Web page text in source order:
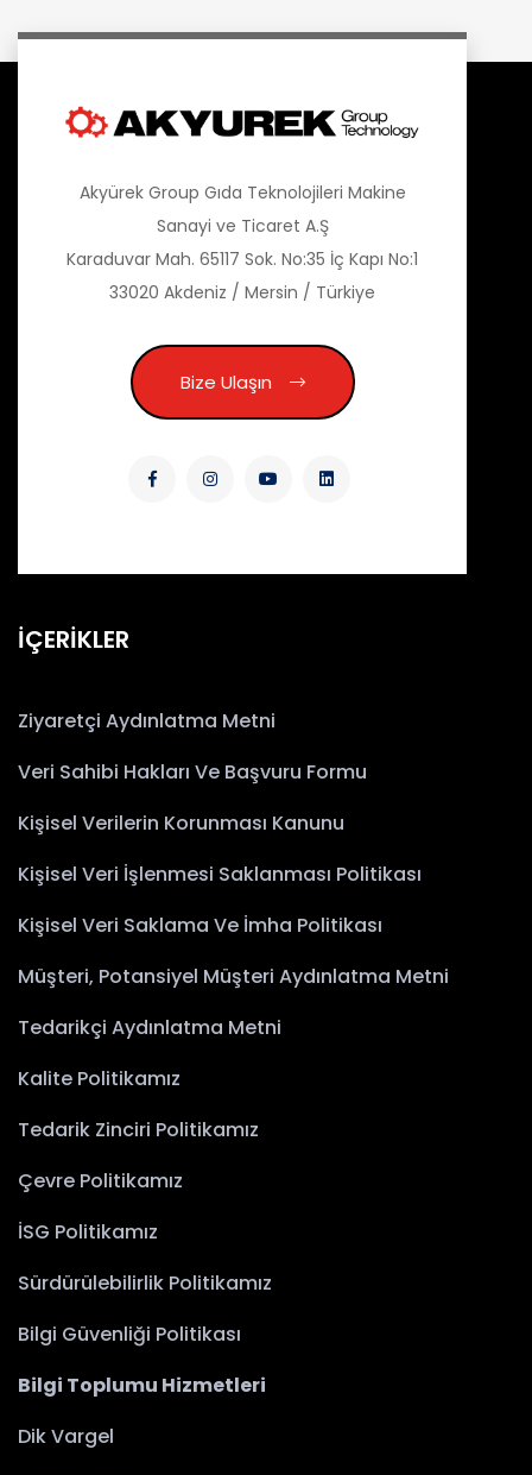
Akyürek Group Gıda Teknolojileri Makine
Sanayi ve Ticaret A.Ş
Karaduvar Mah. 65117 Sok. No:35 İç Kapı No:1
33020 Akdeniz / Mersin / Türkiye
Bize Ulaşın
İÇERİKLER
Ziyaretçi Aydınlatma Metni
Veri Sahibi Hakları Ve Başvuru Formu
Kişisel Verilerin Korunması Kanunu
Kişisel Veri İşlenmesi Saklanması Politikası
Kişisel Veri Saklama Ve İmha Politikası
Müşteri, Potansiyel Müşteri Aydınlatma Metni
Tedarikçi Aydınlatma Metni
Kalite Politikamız
Tedarik Zinciri Politikamız
Çevre Politikamız
İSG Politikamız
Sürdürülebilirlik Politikamız
Bilgi Güvenliği Politikası
Bilgi Toplumu Hizmetleri
Dik Vargel